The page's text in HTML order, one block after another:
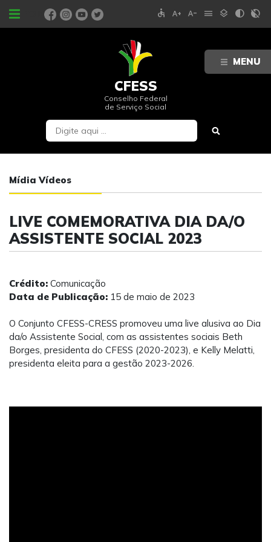
MENU
PORTAIS accessible text_increase text_decrease menu layers contrast contrast_rtl_off
CFESS
Conselho Federal
de Serviço Social
Mídia Vídeos
LIVE COMEMORATIVA DIA DA/O
ASSISTENTE SOCIAL 2023
Crédito: Comunicação
Data de Publicação: 15 de maio de 2023
O Conjunto CFESS-CRESS promoveu uma live alusiva ao Dia
da/o Assistente Social, com as assistentes sociais Beth
Borges, presidenta do CFESS (2020-2023), e Kelly Melatti,
presidenta eleita para a gestão 2023-2026.